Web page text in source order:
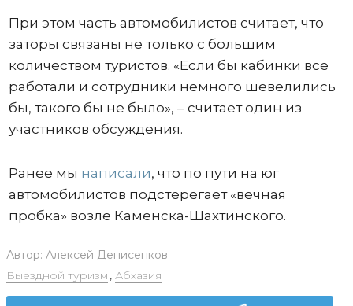
При этом часть автомобилистов считает, что
заторы связаны не только с большим
количеством туристов. «Если бы кабинки все
работали и сотрудники немного шевелились
бы, такого бы не было», – считает один из
участников обсуждения.
Ранее мы написали, что по пути на юг
автомобилистов подстерегает «вечная
пробка» возле Каменска-Шахтинского.
Автор: Алексей Денисенков
Выездной туризм , Абхазия